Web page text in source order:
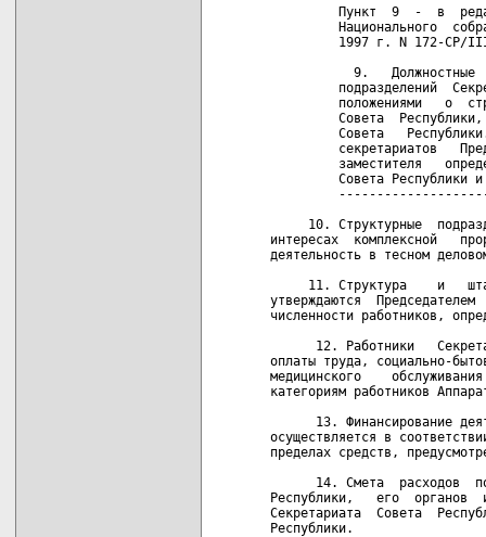
13. Финансирование
осуществляется в
пределах средств,
14. Смета  расходов
Республики,   его  органов
Секретариата  Совета
Республики.